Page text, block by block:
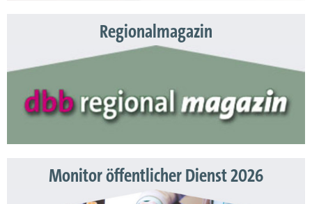
Regionalmagazin
Monitor öffentlicher Dienst 2026